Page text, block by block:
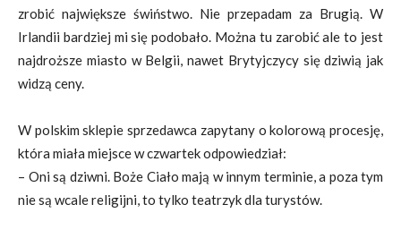
zrobić największe świństwo. Nie przepadam za Brugią. W
Irlandii bardziej mi się podobało. Można tu zarobić ale to jest
najdroższe miasto w Belgii, nawet Brytyjczycy się dziwią jak
widzą ceny.
W polskim sklepie sprzedawca zapytany o kolorową procesję,
która miała miejsce w czwartek odpowiedział:
– Oni są dziwni. Boże Ciało mają w innym terminie, a poza tym
nie są wcale religijni, to tylko teatrzyk dla turystów.